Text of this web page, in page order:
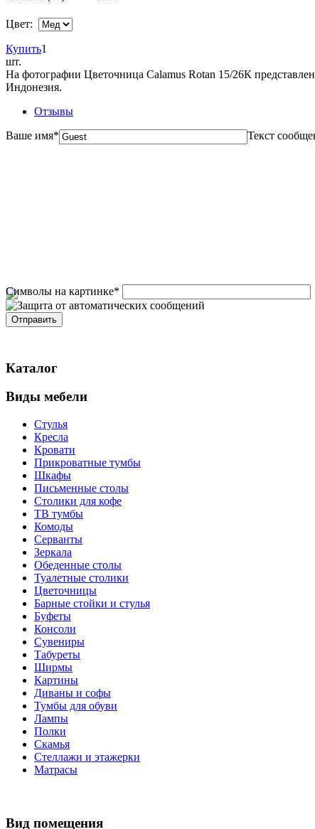
Цвет:
Купить1
шт.
На фотографии Цветочница Calamus Rotan 15/26К
Индонезия.
Отзывы
Ваше имя* Текст
Символы на картинке*
Каталог
Виды мебели
Стулья
Кресла
Кровати
Прикроватные тумбы
Шкафы
Письменные столы
Столики для кофе
ТВ тумбы
Комоды
Серванты
Зеркала
Обеденные столы
Туалетные столики
Цветочницы
Барные стойки и стулья
Буфеты
Консоли
Сувениры
Табуреты
Ширмы
Картины
Диваны и софы
Тумбы для обуви
Лампы
Полки
Скамья
Стеллажи и этажерки
Матрасы
Вид помещения